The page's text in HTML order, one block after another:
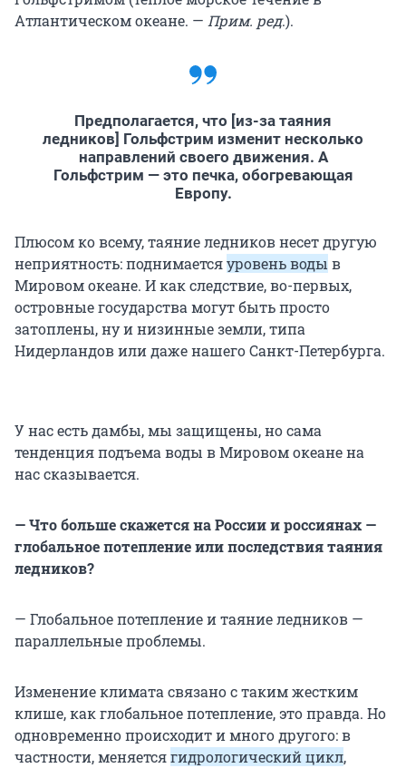
Атлантическом океане. — Прим. ред.).
Предполагается, что [из-за таяния
ледников] Гольфстрим изменит несколько
направлений своего движения. А
Гольфстрим — это печка, обогревающая
Европу.
Плюсом ко всему, таяние ледников несет другую
неприятность: поднимаетсяуровень воды в
Мировом океане. И как следствие, во-первых,
островные государства могут быть просто
затоплены, ну и низинные земли, типа
Нидерландов или даже нашего Санкт-Петербурга.
У нас есть дамбы, мы защищены, но сама
тенденция подъема воды в Мировом океане на
нас сказывается.
— Что больше скажется на России и россиянах —
глобальное потепление или последствия таяния
ледников?
— Глобальное потепление и таяние ледников —
параллельные проблемы.
Изменение климата связано с таким жестким
клише, как глобальное потепление, это правда. Но
одновременно происходит и много другого: в
частности, меняетсягидрологический цикл,